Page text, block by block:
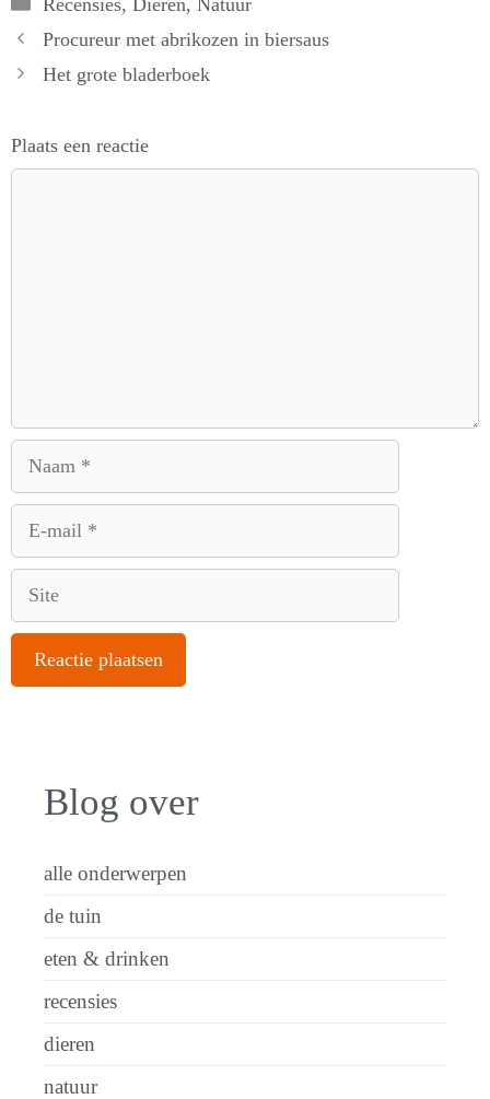
Procureur met abrikozen in biersaus
Het grote bladerboek
Plaats een reactie
Blog over
alle onderwerpen
de tuin
eten & drinken
recensies
dieren
natuur